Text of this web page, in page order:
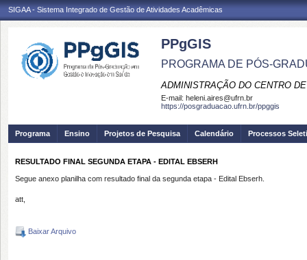
SIGAA - Sistema Integrado de Gestão de Atividades Acadêmicas
PPgGIS
PROGRAMA DE PÓS-
ADMINISTRAÇÃO DO CENTRO
E-mail: heleni.aires@ufrn.br
https://posgraduacao.ufrn.br/ppggis
Programa Ensino Projetos de Pesquisa Calendário Processos
RESULTADO FINAL SEGUNDA ETAPA - EDITAL EBSERH
Segue anexo planilha com resultado final da segunda etapa - Edital Ebserh.
att,
Baixar Arquivo